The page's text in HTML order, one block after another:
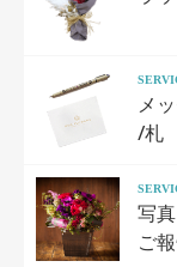
メ
/札
写真
ご